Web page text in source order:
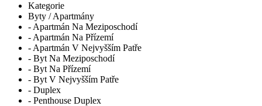
Kategorie
Byty / Apartmány
- Apartmán Na Meziposchodí
- Apartmán Na Přízemí
- Apartmán V Nejvyšším Patře
- Byt Na Meziposchodí
- Byt Na Přízemí
- Byt V Nejvyšším Patře
- Duplex
- Penthouse Duplex